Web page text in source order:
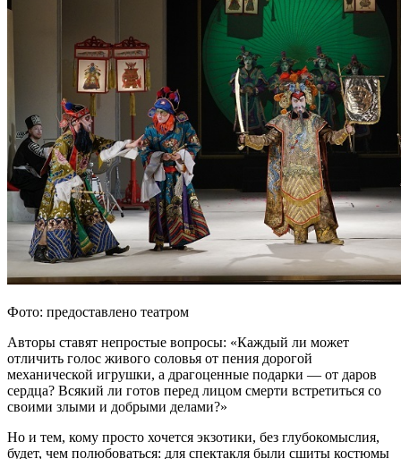
Фото: предоставлено театром
Авторы ставят непростые вопросы: «Каждый ли может
отличить голос живого соловья от пения дорогой
механической игрушки, а драгоценные подарки — от даров
сердца? Всякий ли готов перед лицом смерти встретиться со
своими злыми и добрыми делами?»
Но и тем, кому просто хочется экзотики, без глубокомыслия,
будет, чем полюбоваться: для спектакля были сшиты костюмы